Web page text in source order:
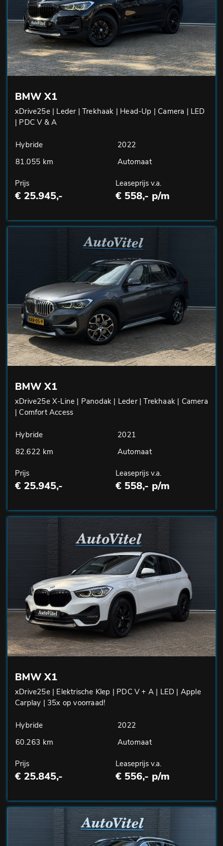
BMW X1
xDrive25e | Leder | Trekhaak | Head-Up | Camera | LED
| PDC V & A
Hybride
2022
81.055 km
Automaat
Prijs
€ 25.945,-
Leaseprijs v.a.
€ 558,- p/m
BMW X1
xDrive25e X-Line | Panodak | Leder | Trekhaak | Camera
| Comfort Access
Hybride
2021
82.622 km
Automaat
Prijs
€ 25.945,-
Leaseprijs v.a.
€ 558,- p/m
BMW X1
xDrive25e | Elektrische Klep | PDC V + A | LED | Apple
Carplay | 35x op voorraad!
Hybride
2022
60.263 km
Automaat
Prijs
€ 25.845,-
Leaseprijs v.a.
€ 556,- p/m